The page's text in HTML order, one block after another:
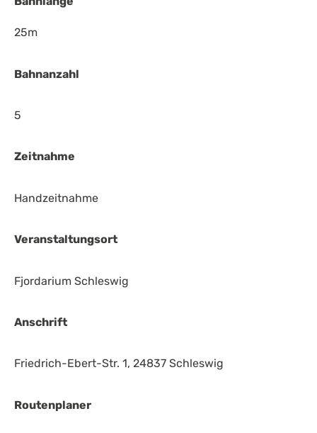
25m
Bahnanzahl
5
Zeitnahme
Handzeitnahme
Veranstaltungsort
Fjordarium Schleswig
Anschrift
Friedrich-Ebert-Str. 1, 24837 Schleswig
Routenplaner